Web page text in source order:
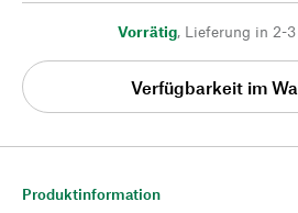
Vorrätig, Lieferung in 2-
Verfügbarkeit im
Produktinformation